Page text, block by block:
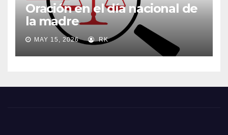
Oración en el día nacional de
la madre
MAY 15, 2026 RK